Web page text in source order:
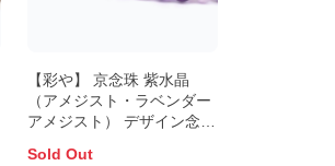
【彩や】 京念珠 紫水晶
（アメジスト・ラベンダー
アメジスト） デザイン念珠
Sold Out